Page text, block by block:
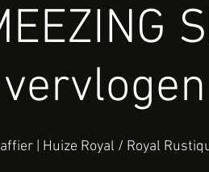
| Huize Royal / Royal